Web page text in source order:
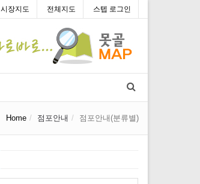
시장지도 전체지도 스텝 로그인
Home 점포안내 점포안내(분류별)